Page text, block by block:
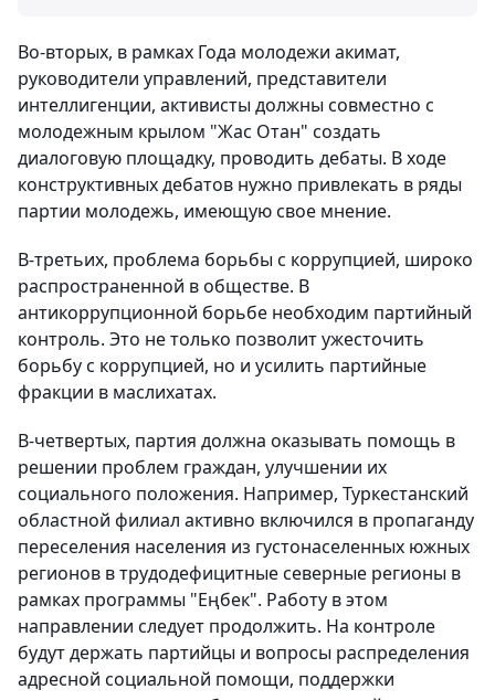
Во-вторых, в рамках Года молодежи акимат,
руководители управлений, представители
интеллигенции, активисты должны совместно с
молодежным крылом "Жас Отан" создать
диалоговую площадку, проводить дебаты. В ходе
конструктивных дебатов нужно привлекать в ряды
партии молодежь, имеющую свое мнение.
В-третьих, проблема борьбы с коррупцией, широко
распространенной в обществе. В
антикоррупционной борьбе необходим партийный
контроль. Это не только позволит ужесточить
борьбу с коррупцией, но и усилить партийные
фракции в маслихатах.
В-четвертых, партия должна оказывать помощь в
решении проблем граждан, улучшении их
социального положения. Например, Туркестанский
областной филиал активно включился в пропаганду
переселения населения из густонаселенных южных
регионов в трудодефицитные северные регионы в
рамках программы "Еңбек". Работу в этом
направлении следует продолжить. На контроле
будут держать партийцы и вопросы распределения
адресной социальной помощи, поддержки